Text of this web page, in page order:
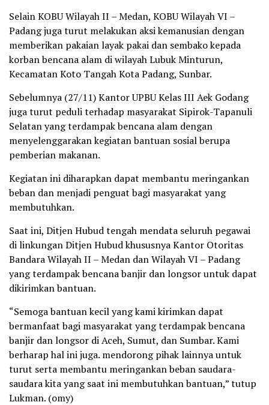
Selain KOBU Wilayah II – Medan, KOBU Wilayah VI –
Padang juga turut melakukan aksi kemanusian dengan
memberikan pakaian layak pakai dan sembako kepada
korban bencana alam di wilayah Lubuk Minturun,
Kecamatan Koto Tangah Kota Padang, Sunbar.
Sebelumnya (27/11) Kantor UPBU Kelas III Aek Godang
juga turut peduli terhadap masyarakat Sipirok-Tapanuli
Selatan yang terdampak bencana alam dengan
menyelenggarakan kegiatan bantuan sosial berupa
pemberian makanan.
Kegiatan ini diharapkan dapat membantu meringankan
beban dan menjadi penguat bagi masyarakat yang
membutuhkan.
Saat ini, Ditjen Hubud tengah mendata seluruh pegawai
di linkungan Ditjen Hubud khususnya Kantor Otoritas
Bandara Wilayah II – Medan dan Wilayah VI – Padang
yang terdampak bencana banjir dan longsor untuk dapat
dikirimkan bantuan.
“Semoga bantuan kecil yang kami kirimkan dapat
bermanfaat bagi masyarakat yang terdampak bencana
banjir dan longsor di Aceh, Sumut, dan Sumbar. Kami
berharap hal ini juga. mendorong pihak lainnya untuk
turut serta membantu meringankan beban saudara-
saudara kita yang saat ini membutuhkan bantuan,” tutup
Lukman. (omy)